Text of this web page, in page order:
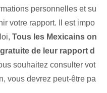
personnelles et su
votre ‍rapport. Il est impo
Tous les Mexicains on
de leur rapport d
souhaitez consulter vot
vous devrez peut-être pa